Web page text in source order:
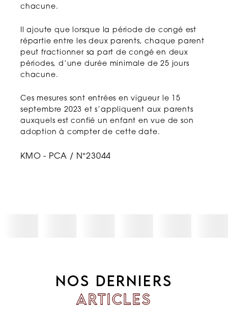
chacune.
Il ajoute que lorsque la période de congé est
répartie entre les deux parents, chaque parent
peut fractionner sa part de congé en deux
périodes, d’une durée minimale de 25 jours
chacune.
Ces mesures sont entrées en vigueur le 15
septembre 2023 et s’appliquent aux parents
auxquels est confié un enfant en vue de son
adoption à compter de cette date.
KMO - PCA / N°23044
NOS DERNIERS
ARTICLES